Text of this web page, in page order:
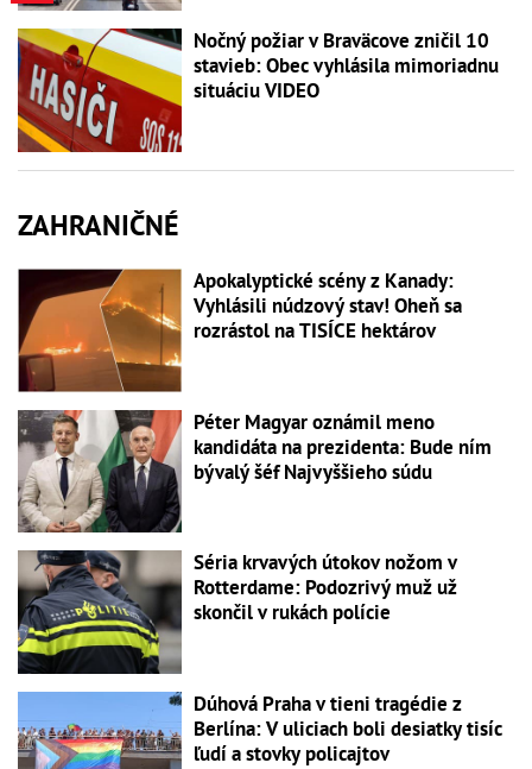
Nočný požiar v Braväcove zničil 10
stavieb: Obec vyhlásila mimoriadnu
situáciu VIDEO
ZAHRANIČNÉ
Apokalyptické scény z Kanady:
Vyhlásili núdzový stav! Oheň sa
rozrástol na TISÍCE hektárov
Péter Magyar oznámil meno
kandidáta na prezidenta: Bude ním
bývalý šéf Najvyššieho súdu
Séria krvavých útokov nožom v
Rotterdame: Podozrivý muž už
skončil v rukách polície
Dúhová Praha v tieni tragédie z
Berlína: V uliciach boli desiatky tisíc
ľudí a stovky policajtov